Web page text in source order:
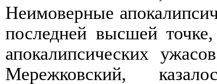
Неимоверные
последней высшей
апокалипсических
Мережковский,